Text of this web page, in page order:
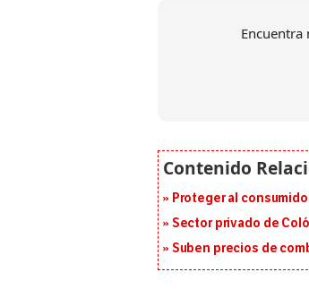
Encuentra
Proteger al
Sector privado de
Suben precios de